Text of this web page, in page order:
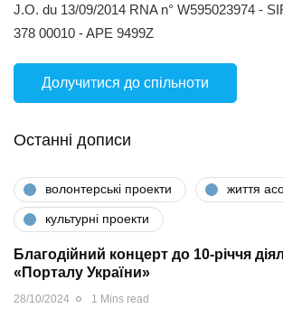
J.O. du 13/09/2014 RNA n° W595023974 -
378 00010 - APE 9499Z
Долучитися до спільноти
Останні дописи
волонтерські проекти життя
культурні проекти
Благодійний концерт до 10-річчя
«Порталу України»
28/10/2024 1 Mins read